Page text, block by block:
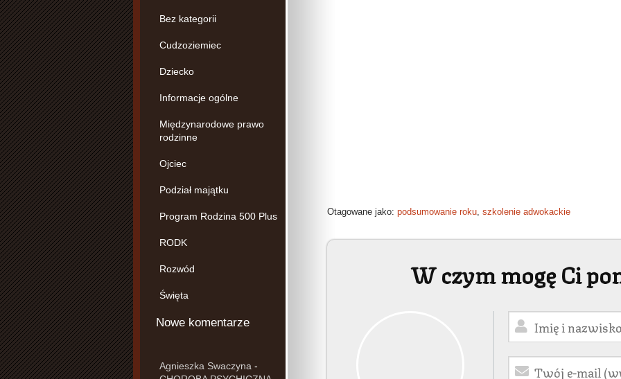
Otagowane jako: podsumowanie roku, szkolenie adwokackie
W czym mogę Ci
Bez kategorii
Cudzoziemiec
Dziecko
Informacje ogólne
Międzynarodowe prawo
rodzinne
Ojciec
Podział majątku
Program Rodzina 500 Plus
RODK
Rozwód
Święta
Nowe komentarze
Agnieszka Swaczyna -